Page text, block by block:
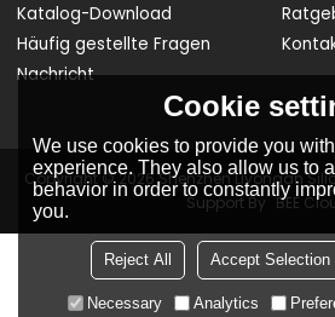
Katalog-Download
Häufig gestellte Fragen
Nachricht
Copyright © 2026Shenzhen Liyongan
Support By BEE
Cookie
We use cookies to provide you
experience. They also allow us to
behavior in order to constantly
you.
Reject All Accept Selection
Necessary Analytics